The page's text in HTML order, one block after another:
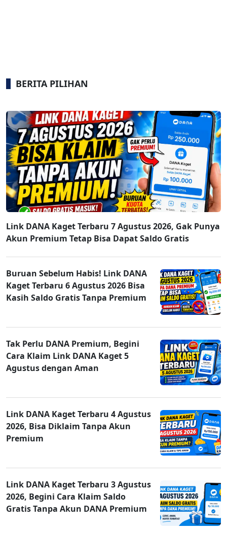
BERITA PILIHAN
Link DANA Kaget Terbaru 7 Agustus 2026, Gak Punya
Akun Premium Tetap Bisa Dapat Saldo Gratis
Buruan Sebelum Habis! Link DANA
Kaget Terbaru 6 Agustus 2026 Bisa
Kasih Saldo Gratis Tanpa Premium
Tak Perlu DANA Premium, Begini
Cara Klaim Link DANA Kaget 5
Agustus dengan Aman
Link DANA Kaget Terbaru 4 Agustus
2026, Bisa Diklaim Tanpa Akun
Premium
Link DANA Kaget Terbaru 3 Agustus
2026, Begini Cara Klaim Saldo
Gratis Tanpa Akun DANA Premium